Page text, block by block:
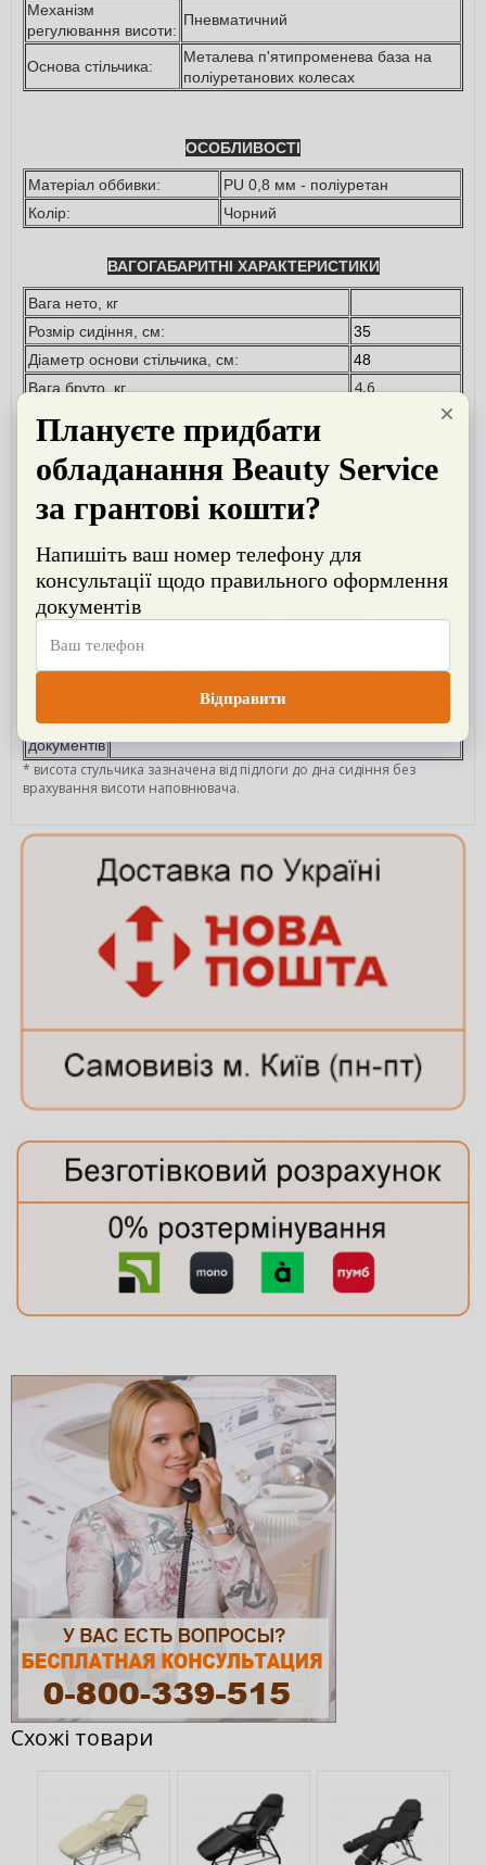
Механізм
регулювання висоти:
Пневматичний
Основа стільчика:
Металева п'ятипроменева база на
поліуретанових колесах
ОСОБЛИВОСТІ
Матеріал оббивки:
PU 0,8 мм - поліуретан
Колір:
Чорний
ВАГОГАБАРИТНІ ХАРАКТЕРИСТИКИ
Вага нето, кг
Розмір сидіння, см:
35
Діаметр основи стільчика, см:
48
Вага бруто, кг
4,6
Розмір упаковки (ВхДхШ), см
ДАНІ ДЛЯ ТРАНСПОРТУВАННЯ
Кількість місць
Вага бруто, кг 4,6
ГАРАНТІЯ ТА ПАКЕТ ДОКУМЕНТІВ
Гарантія,
12 міс. на газліфт і фабричні дефекти. На
пошкодження, що виникли під час експлуатації -
не розповсюджується.
Пакет
документів
Санітарно-гігієнічний висновок
* висота стульчика зазначена від підлоги до дна сидіння без
врахування висоти наповнювача.
Схожi товари